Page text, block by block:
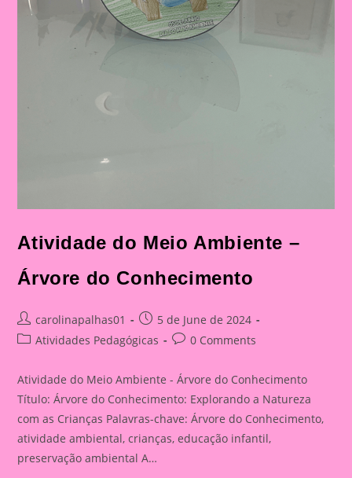
Atividade do Meio Ambiente –
Árvore do Conhecimento
Post
author:
carolinapalhas01
Post
published:
5 de June de 2024
PostAtividades Pedagógicas
Post0 Comments
Atividade do Meio Ambiente - Árvore do Conhecimento
Título: Árvore do Conhecimento: Explorando a Natureza
com as Crianças Palavras-chave: Árvore do Conhecimento,
atividade ambiental, crianças, educação infantil,
preservação ambiental A…